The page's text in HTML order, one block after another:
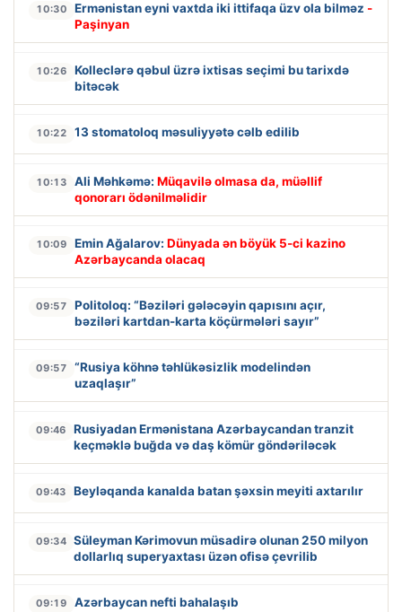
10:30 Ermənistan eyni vaxtda iki ittifaqa üzv ola bilməz -
Paşinyan
10:26
Kolleclərə qəbul üzrə ixtisas seçimi bu tarixdə
bitəcək
10:22 13 stomatoloq məsuliyyətə cəlb edilib
10:13 Ali Məhkəmə: Müqavilə olmasa da, müəllif
qonorarı ödənilməlidir
10:09 Emin Ağalarov: Dünyada ən böyük 5-ci kazino
Azərbaycanda olacaq
09:57
Politoloq: “Bəziləri gələcəyin qapısını açır,
bəziləri kartdan-karta köçürmələri sayır”
09:57
“Rusiya köhnə təhlükəsizlik modelindən
uzaqlaşır”
09:46
Rusiyadan Ermənistana Azərbaycandan tranzit
keçməklə buğda və daş kömür göndəriləcək
09:43 Beyləqanda kanalda batan şəxsin meyiti axtarılır
09:34 Süleyman Kərimovun müsadirə olunan 250 milyon
dollarlıq superyaxtası üzən ofisə çevrilib
09:19 Azərbaycan nefti bahalaşıb